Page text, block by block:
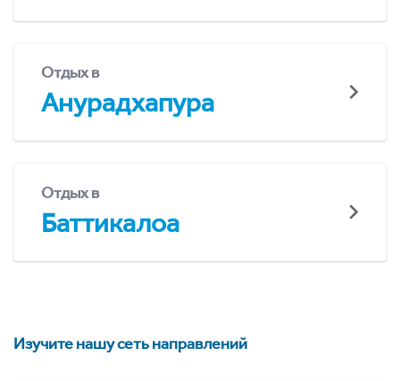
Отдых в
Анурадхапура
Отдых в
Баттикалоа
Изучите нашу сеть направлений